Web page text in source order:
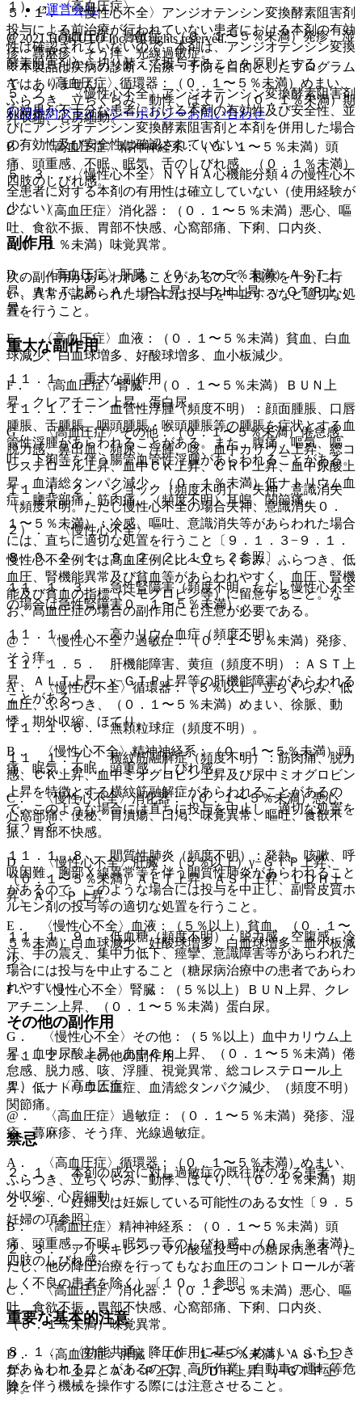
１）． 〈高血圧症〉
@． 〈高血圧症〉過敏症：（０．１〜５％未満）発疹、湿
疹、蕁麻疹、そう痒、光線過敏症。
A． 〈高血圧症〉循環器：（０．１〜５％未満）めまい、
ふらつき、立ちくらみ、動悸、ほてり、（０．１％未満）期
外収縮、心房細動。
B． 〈高血圧症〉精神神経系：（０．１〜５％未満）頭
痛、頭重感、不眠、眠気、舌のしびれ感、（０．１％未満）
四肢のしびれ感。
C． 〈高血圧症〉消化器：（０．１〜５％未満）悪心、嘔
吐、食欲不振、胃部不快感、心窩部痛、下痢、口内炎、
（０．１％未満）味覚異常。
D． 〈高血圧症〉肝臓：（０．１〜５％未満）ＡＳＴ上
昇、ＡＬＴ上昇、Ａｌ−Ｐ上昇、ＬＤＨ上昇、γ−ＧＴＰ上
昇。
E． 〈高血圧症〉血液：（０．１〜５％未満）貧血、白血
球減少、白血球増多、好酸球増多、血小板減少。
F． 〈高血圧症〉腎臓：（０．１〜５％未満）ＢＵＮ上
昇、クレアチニン上昇、蛋白尿。
G． 〈高血圧症〉その他：（０．１〜５％未満）倦怠感、
脱力感、鼻出血、頻尿、浮腫、咳、血中カリウム上昇、総コ
レステロール上昇、血中ＣＫ上昇、ＣＲＰ上昇、血中尿酸上
昇、血清総タンパク減少、（０．１％未満）低ナトリウム血
症、腰背部痛、筋肉痛、（頻度不明）耳鳴、関節痛。
２）． 〈慢性心不全〉
慢性心不全例では高血圧例に比べ立ちくらみ、ふらつき、低
血圧、腎機能異常及び貧血等があらわれやすく、血圧、腎機
能及び貧血の指標（ヘモグロビン等）に留意すること。な
お、高血圧症の場合の副作用にも注意が必要である。
@． 〈慢性心不全〉過敏症：（０．１〜５％未満）発疹、
そう痒。
A． 〈慢性心不全〉循環器：（５％以上）立ちくらみ、低
血圧、ふらつき、（０．１〜５％未満）めまい、徐脈、動
悸、期外収縮、ほてり。
B． 〈慢性心不全〉精神神経系：（０．１〜５％未満）頭
痛、眠気、不眠、頭重感、しびれ感。
C． 〈慢性心不全〉消化器：（０．１〜５％未満）悪心、
心窩部痛、便秘、胃潰瘍、口渇、味覚異常、嘔吐、食欲不
振、胃部不快感。
D． 〈慢性心不全〉肝臓：（５％以上）γ−ＧＴＰ上昇、
（０．１〜５％未満）ＡＬＴ上昇、ＡＳＴ上昇、ＬＤＨ上
昇、Ａｌ−Ｐ上昇。
E． 〈慢性心不全〉血液：（５％以上）貧血、（０．１〜
５％未満）白血球減少、好酸球増多、白血球増多、血小板減
少。
F． 〈慢性心不全〉腎臓：（５％以上）ＢＵＮ上昇、クレ
アチニン上昇、（０．１〜５％未満）蛋白尿。
G． 〈慢性心不全〉その他：（５％以上）血中カリウム上
昇、血中尿酸上昇、血中ＣＫ上昇、（０．１〜５％未満）倦
怠感、脱力感、咳、浮腫、視覚異常、総コレステロール上
昇、低ナトリウム血症、血清総タンパク減少、（頻度不明）
関節痛。
禁忌
２．１． 本剤の成分に対し過敏症の既往歴のある患者。
２．２． 妊婦又は妊娠している可能性のある女性〔９．５
妊婦の項参照〕。
２．３． アリスキレンフマル酸塩投与中の糖尿病患者（た
だし、他の降圧治療を行ってもなお血圧のコントロールが著
しく不良の患者を除く）〔１０．１参照〕。
重要な基本的注意
８．１． 〈効能共通〉降圧作用に基づくめまい、ふらつき
があらわれることがあるので、高所作業、自動車の運転等危
険を伴う機械を操作する際には注意させること。
５．１． 〈慢性心不全〉アンジオテンシン変換酵素阻害剤
投与による前治療が行われていない患者における本剤の有効
性は確認されていないので、本剤は、アンジオテンシン変換
酵素阻害剤から切り替えて投与することを原則とする。
５．２． 〈慢性心不全〉アンジオテンシン変換酵素阻害剤
の効果が不十分な患者における本剤の有効性及び安全性、並
びにアンジオテンシン変換酵素阻害剤と本剤を併用した場合
の有効性及び安全性は確認されていない。
５．３． 〈慢性心不全〉ＮＹＨＡ心機能分類４の慢性心不
全患者に対する本剤の有用性は確立していない（使用経験が
少ない）。
副作用
次の副作用があらわれることがあるので、観察を十分に行
い、異常が認められた場合には投与を中止するなど適切な処
置を行うこと。
重大な副作用
１１．１． 重大な副作用
１１．１．１． 血管性浮腫（頻度不明）：顔面腫脹、口唇
腫脹、舌腫脹、咽頭腫脹・喉頭腫脹等の腫脹を症状とする血
管性浮腫があらわれることがある。また、腹痛、嘔気、嘔
吐、下痢等を伴う腸管血管性浮腫があらわれることがある。
１１．１．２． ショック（頻度不明）、失神、意識消失
（頻度不明。ただし慢性心不全の場合失神、意識消失０．
１〜５％未満）：冷感、嘔吐、意識消失等があらわれた場合
には、直ちに適切な処置を行うこと〔９．１．３−９．１．
８、９．２．１、９．２．２、１０．２参照〕。
１１．１．３． 急性腎障害（頻度不明。ただし慢性心不全
の場合は急性腎障害０．１〜５％未満）。
１１．１．４． 高カリウム血症（頻度不明）。
１１．１．５． 肝機能障害、黄疸（頻度不明）：ＡＳＴ上
昇、ＡＬＴ上昇、γ−ＧＴＰ上昇等の肝機能障害があらわれる
ことがある。
１１．１．６． 無顆粒球症（頻度不明）。
１１．１．７． 横紋筋融解症（頻度不明）：筋肉痛、脱力
感、ＣＫ上昇、血中ミオグロビン上昇及び尿中ミオグロビン
上昇を特徴とする横紋筋融解症があらわれることがあるの
で、このような場合には直ちに投与を中止し、適切な処置を
行うこと。
１１．１．８． 間質性肺炎（頻度不明）：発熱、咳嗽、呼
吸困難、胸部Ｘ線異常等を伴う間質性肺炎があらわれること
があるので、このような場合には投与を中止し、副腎皮質ホ
ルモン剤の投与等の適切な処置を行うこと。
１１．１．９． 低血糖（頻度不明）：脱力感、空腹感、冷
汗、手の震え、集中力低下、痙攣、意識障害等があらわれた
場合には投与を中止すること（糖尿病治療中の患者であらわ
れやすい）。
その他の副作用
１１．２． その他の副作用
１）． 〈高血圧症〉
@． 〈高血圧症〉過敏症：（０．１〜５％未満）発疹、湿
疹、蕁麻疹、そう痒、光線過敏症。
A． 〈高血圧症〉循環器：（０．１〜５％未満）めまい、
ふらつき、立ちくらみ、動悸、ほてり、（０．１％未満）期
外収縮、心房細動。
B． 〈高血圧症〉精神神経系：（０．１〜５％未満）頭
痛、頭重感、不眠、眠気、舌のしびれ感、（０．１％未満）
四肢のしびれ感。
C． 〈高血圧症〉消化器：（０．１〜５％未満）悪心、嘔
吐、食欲不振、胃部不快感、心窩部痛、下痢、口内炎、
（０．１％未満）味覚異常。
D． 〈高血圧症〉肝臓：（０．１〜５％未満）ＡＳＴ上
昇、ＡＬＴ上昇、Ａｌ−Ｐ上昇、ＬＤＨ上昇、γ−ＧＴＰ上
昇。
運営会社
© 2021 HOKUTO Inc. All rights reserved.
※本製品は疾病の診断・治療・予防を目的としたプログラム
ではありません。
利用規約プライバシーポリシーお問い合わせ